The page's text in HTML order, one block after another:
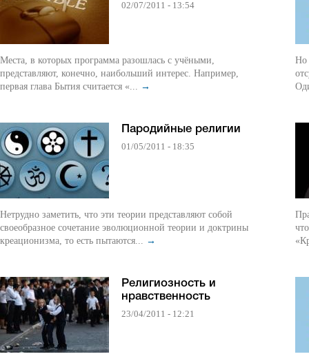
02/07/2011 - 13:54
Места, в которых программа разошлась с учёными,
представляют, конечно, наибольший интерес. Например,
первая глава Бытия считается «... →
Пародийные религии
01/05/2011 - 18:35
Нетрудно заметить, что эти теории представляют собой
своеобразное сочетание эволюционной теории и доктрины
креационизма, то есть пытаются... →
Религиозность и
нравственность
23/04/2011 - 12:21
Но